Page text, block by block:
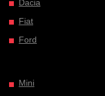
Dacia
Fiat
Ford
Mini